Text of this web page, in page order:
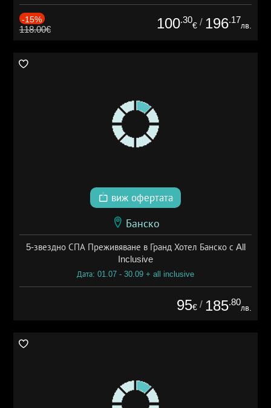
-15%
118.00€ 100.30
€ / 196.17
лв.
виж офертата
Банско
5-звездно СПА Преживяване в Гранд Хотел Банско с All
Inclusive
Дата: 01.07 - 30.09 + all inclusive
95€ / 185.80
лв.